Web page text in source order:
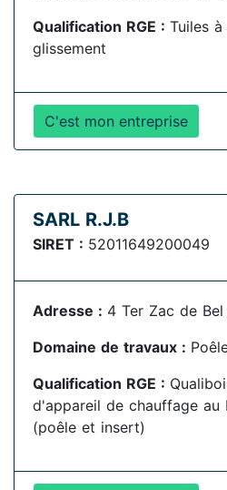
Qualification RGE : Tuiles
glissement
C'est mon entreprise
SARL R.J.B
SIRET : 52011649200049
Adresse : 4 Ter Zac de
Domaine de travaux :
Qualification RGE :
d'appareil de chauffage au
(poêle et insert)